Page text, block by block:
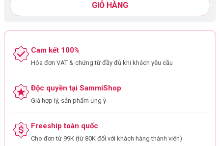
GIỎ HÀNG
Cam kết 100%
Hóa đơn VAT & chứng từ đầy đủ khi khách yêu cầu
Độc quyền tại SammiShop
Giá hợp lý, sản phẩm ưng ý
Freeship toàn quốc
Cho đơn từ 99K (từ 80K đối với khách hàng thành viên)